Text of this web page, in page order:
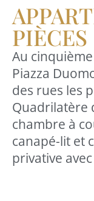
PIÈCES
Au
Piazza
des rues les
Quadrilatère
chambre à
canapé-lit et
privative